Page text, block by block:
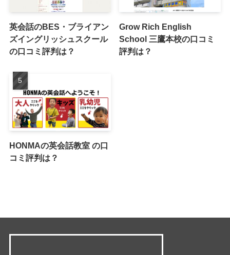
英会話のBES・ブライアン
ズイングリッシュスクール
の口コミ評判は？
Grow Rich English
School 三鷹本校の口コミ
評判は？
HONMAの英会話教室 の口
コミ評判は？